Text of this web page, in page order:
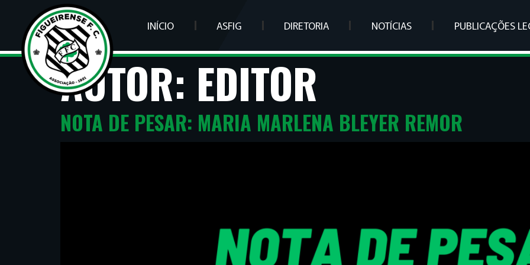
INÍCIO ASFIG DIRETORIA NOTÍCIAS PUBLICAÇÕES
AUTOR: EDITOR
NOTA DE PESAR: MARIA MARLENA BLEYER REMOR